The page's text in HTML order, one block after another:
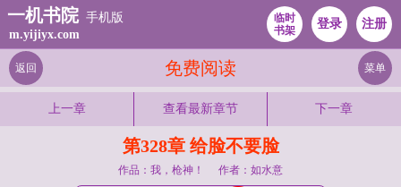
一机书院 手机版
m.yijiyx.com
临时
书架
登录 注册
免费阅读
返回 菜单
上一章 查看最新章节 下一章
第328章 给脸不要脸
作品：我，枪神！ 作者：如水意